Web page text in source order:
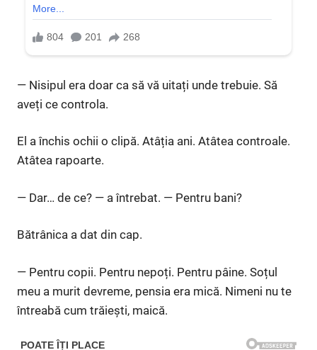
— Nisipul era doar ca să vă uitați unde trebuie. Să
aveți ce controla.
El a închis ochii o clipă. Atâția ani. Atâtea controale.
Atâtea rapoarte.
— Dar… de ce? — a întrebat. — Pentru bani?
Bătrânica a dat din cap.
— Pentru copii. Pentru nepoți. Pentru pâine. Soțul
meu a murit devreme, pensia era mică. Nimeni nu te
întreabă cum trăiești, maică.